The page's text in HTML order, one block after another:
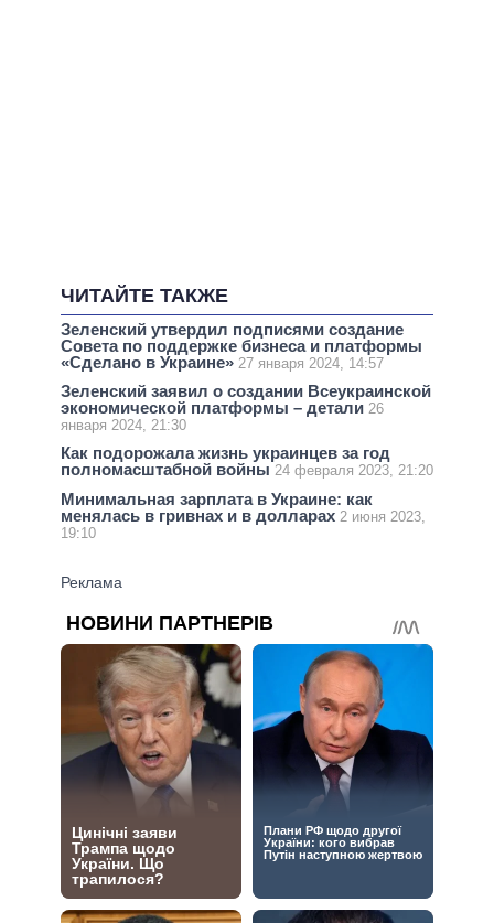
ЧИТАЙТЕ ТАКЖЕ
Зеленский утвердил подписями создание
Совета по поддержке бизнеса и платформы
«Сделано в Украине» 27 января 2024, 14:57
Зеленский заявил о создании Всеукраинской
экономической платформы – детали 26
января 2024, 21:30
Как подорожала жизнь украинцев за год
полномасштабной войны 24 февраля 2023, 21:20
Минимальная зарплата в Украине: как
менялась в гривнах и в долларах 2 июня 2023,
19:10